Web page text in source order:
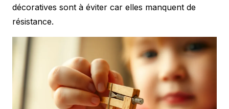
décoratives sont à éviter car elles manquent de
résistance.